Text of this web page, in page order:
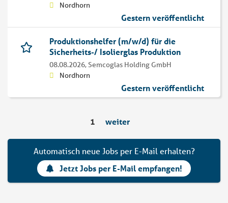
Nordhorn
Gestern veröffentlicht
Produktionshelfer (m/w/d) für die
Sicherheits-/ Isolierglas Produktion
08.08.2026,Semcoglas Holding GmbH
Nordhorn
Gestern veröffentlicht
1 weiter
Automatisch neue Jobs per E-Mail erhalten?
Jetzt Jobs per E-Mail empfangen!